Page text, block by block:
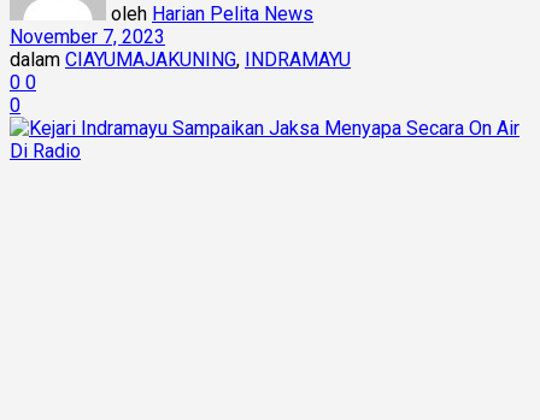
oleh Harian Pelita News
November 7, 2023
dalam CIAYUMAJAKUNING, INDRAMAYU
0 0
0